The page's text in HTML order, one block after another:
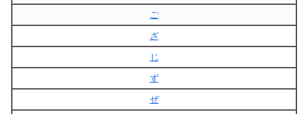
ご
ざ
じ
ず
ぜ